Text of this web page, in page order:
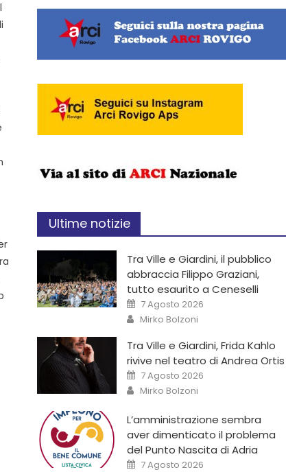
Ultime notizie
Tra Ville e Giardini, il pubblico
abbraccia Filippo Graziani,
tutto esaurito a Ceneselli
7 Agosto 2026
Mirko Bolzoni
Tra Ville e Giardini, Frida Kahlo
rivive nel teatro di Andrea Ortis
7 Agosto 2026
Mirko Bolzoni
L’amministrazione sembra
aver dimenticato il problema
del Punto Nascita di Adria
7 Agosto 2026